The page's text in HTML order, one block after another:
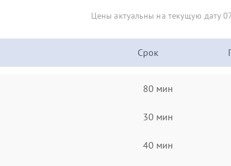
Цены актуальны на текущую дату
Срок
80 мин
30 мин
40 мин